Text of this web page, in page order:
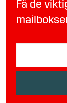
Få de